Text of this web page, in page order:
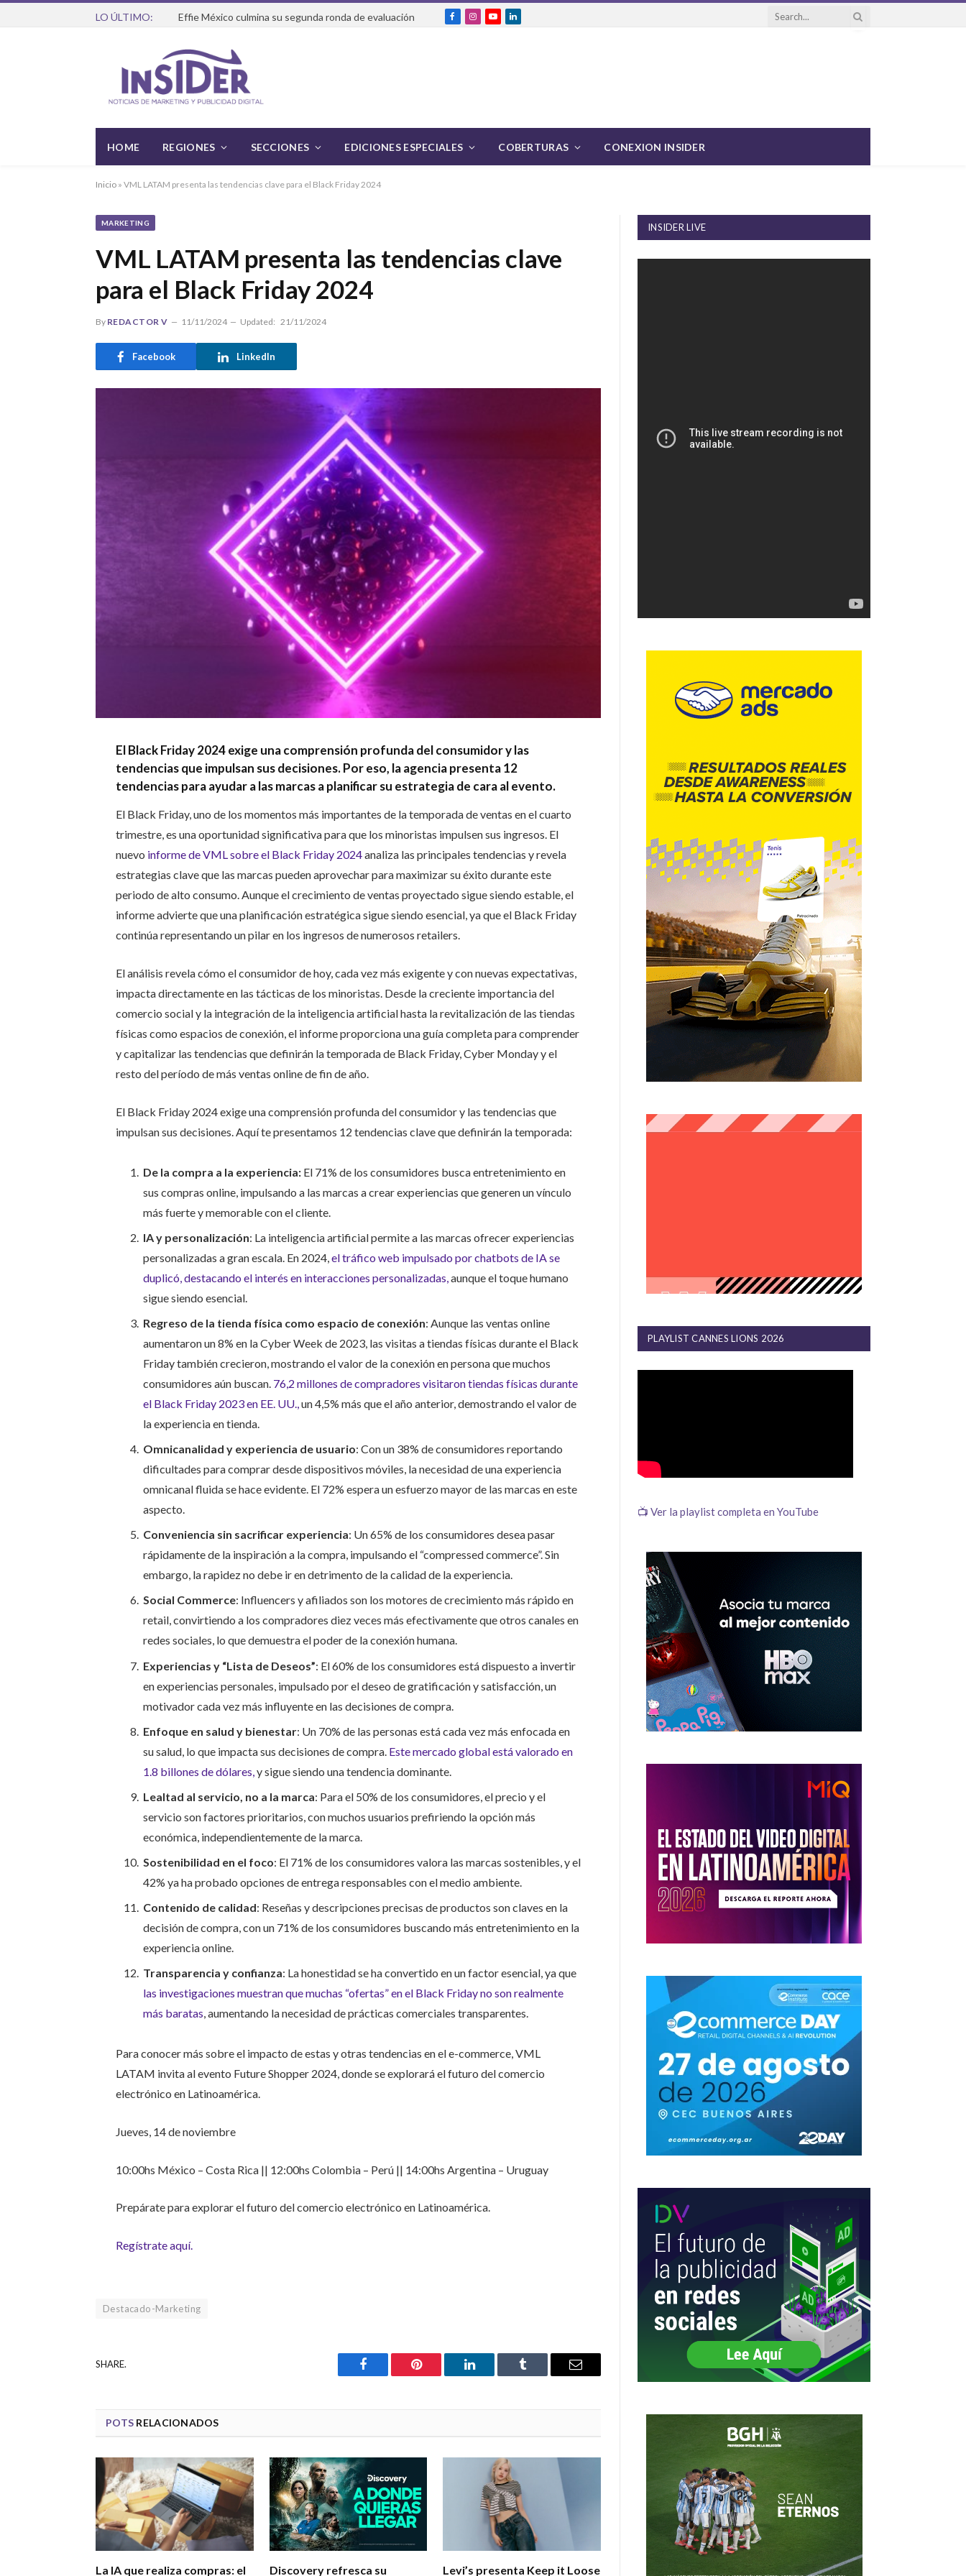
LO ÚLTIMO: Effie México culmina su segunda ronda de evaluación
FacebookInstagram
YouTubeLinkedIn
HOME REGIONES SECCIONES EDICIONES ESPECIALES COBERTURAS CONEXION INSIDER
Inicio » VML LATAM presenta las tendencias clave para el Black Friday 2024
MARKETING
VML LATAM presenta las tendencias clave
para el Black Friday 2024
By REDACTOR V 11/11/2024 Updated: 21/11/2024
Facebook LinkedIn
El Black Friday 2024 exige una comprensión profunda del consumidor y las
tendencias que impulsan sus decisiones. Por eso, la agencia presenta 12
tendencias para ayudar a las marcas a planificar su estrategia de cara al evento.
El Black Friday, uno de los momentos más importantes de la temporada de ventas en el cuarto
trimestre, es una oportunidad significativa para que los minoristas impulsen sus ingresos. El
nuevo informe de VML sobre el Black Friday 2024analiza las principales tendencias y revela
estrategias clave que las marcas pueden aprovechar para maximizar su éxito durante este
periodo de alto consumo. Aunque el crecimiento de ventas proyectado sigue siendo estable, el
informe advierte que una planificación estratégica sigue siendo esencial, ya que el Black Friday
continúa representando un pilar en los ingresos de numerosos retailers.
El análisis revela cómo el consumidor de hoy, cada vez más exigente y con nuevas expectativas,
impacta directamente en las tácticas de los minoristas. Desde la creciente importancia del
comercio social y la integración de la inteligencia artificial hasta la revitalización de las tiendas
físicas como espacios de conexión, el informe proporciona una guía completa para comprender
y capitalizar las tendencias que definirán la temporada de Black Friday, Cyber Monday y el
resto del período de más ventas online de fin de año.
El Black Friday 2024 exige una comprensión profunda del consumidor y las tendencias que
impulsan sus decisiones. Aquí te presentamos 12 tendencias clave que definirán la temporada:
De la compra a la experiencia:El 71% de los consumidores busca entretenimiento en
sus compras online, impulsando a las marcas a crear experiencias que generen un vínculo
más fuerte y memorable con el cliente.
IA y personalización: La inteligencia artificial permite a las marcas ofrecer experiencias
personalizadas a gran escala. En 2024,el tráfico web impulsado por chatbots de IA se
duplicó, destacando el interés en interacciones personalizadas,aunque el toque humano
sigue siendo esencial.
Regreso de la tienda física como espacio de conexión: Aunque las ventas online
aumentaron un 8% en la Cyber Week de 2023, las visitas a tiendas físicas durante el Black
Friday también crecieron, mostrando el valor de la conexión en persona que muchos
consumidores aún buscan. 76,2 millones de compradores visitaron tiendas físicas durante
el Black Friday 2023 en EE. UU.,un 4,5% más que el año anterior, demostrando el valor de
la experiencia en tienda.
Omnicanalidad y experiencia de usuario: Con un 38% de consumidores reportando
dificultades para comprar desde dispositivos móviles, la necesidad de una experiencia
omnicanal fluida se hace evidente. El 72% espera un esfuerzo mayor de las marcas en este
aspecto.
Conveniencia sin sacrificar experiencia: Un 65% de los consumidores desea pasar
rápidamente de la inspiración a la compra, impulsando el “compressed commerce”. Sin
embargo, la rapidez no debe ir en detrimento de la calidad de la experiencia.
Social Commerce: Influencers y afiliados son los motores de crecimiento más rápido en
retail, convirtiendo a los compradores diez veces más efectivamente que otros canales en
redes sociales, lo que demuestra el poder de la conexión humana.
Experiencias y “Lista de Deseos”: El 60% de los consumidores está dispuesto a invertir
en experiencias personales, impulsado por el deseo de gratificación y satisfacción, un
motivador cada vez más influyente en las decisiones de compra.
Enfoque en salud y bienestar: Un 70% de las personas está cada vez más enfocada en
su salud, lo que impacta sus decisiones de compra. Este mercado global está valorado en
1.8 billones de dólares, y sigue siendo una tendencia dominante.
Lealtad al servicio, no a la marca: Para el 50% de los consumidores, el precio y el
servicio son factores prioritarios, con muchos usuarios prefiriendo la opción más
económica, independientemente de la marca.
Sostenibilidad en el foco: El 71% de los consumidores valora las marcas sostenibles, y el
42% ya ha probado opciones de entrega responsables con el medio ambiente.
Contenido de calidad: Reseñas y descripciones precisas de productos son claves en la
decisión de compra, con un 71% de los consumidores buscando más entretenimiento en la
experiencia online.
Transparencia y confianza: La honestidad se ha convertido en un factor esencial, ya que
las investigaciones muestran que muchas “ofertas” en el Black Friday no son realmente
más baratas , aumentando la necesidad de prácticas comerciales transparentes.
Para conocer más sobre el impacto de estas y otras tendencias en el e-commerce, VML
LATAM invita al evento Future Shopper 2024, donde se explorará el futuro del comercio
electrónico en Latinoamérica.
Jueves, 14 de noviembre
10:00hs México – Costa Rica || 12:00hs Colombia – Perú || 14:00hs Argentina – Uruguay
Prepárate para explorar el futuro del comercio electrónico en Latinoamérica.
Regístrate aquí.
Destacado-Marketing
SHARE.
Facebook Pinterest LinkedIn Tumblr Email
POTS RELACIONADOS
La IA que realiza compras: el Discovery refresca su Levi’s presenta Keep it Loose
INSIDER LIVE
PLAYLIST CANNES LIONS 2026
📺 Ver la playlist completa en YouTube